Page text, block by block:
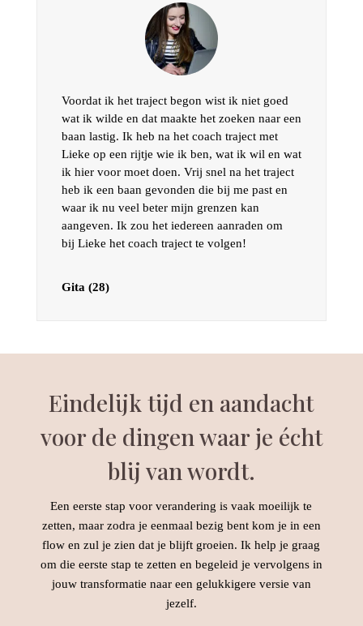
Voordat ik het traject begon wist ik niet goed
wat ik wilde en dat maakte het zoeken naar een
baan lastig. Ik heb na het coach traject met
Lieke op een rijtje wie ik ben, wat ik wil en wat
ik hier voor moet doen. Vrij snel na het traject
heb ik een baan gevonden die bij me past en
waar ik nu veel beter mijn grenzen kan
aangeven. Ik zou het iedereen aanraden om
bij Lieke het coach traject te volgen!
Gita (28)
Eindelijk tijd en aandacht
voor de dingen waar je écht
blij van wordt.
Een eerste stap voor verandering is vaak moeilijk te
zetten, maar zodra je eenmaal bezig bent kom je in een
flow en zul je zien dat je blijft groeien. Ik help je graag
om die eerste stap te zetten en begeleid je vervolgens in
jouw transformatie naar een gelukkigere versie van
jezelf.